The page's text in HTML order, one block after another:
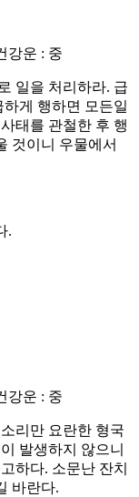
강운 : 중
일을 처리하라. 급
게 행하면 모든일
태를 관철한 후 행
것이니 우물에서
.
강운 : 중
리만 요란한 형국
발생하지 않으니
하다. 소문난 잔치
바란다.